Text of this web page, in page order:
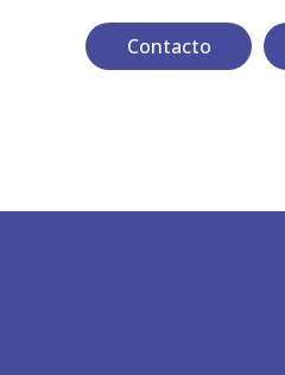
Contacto